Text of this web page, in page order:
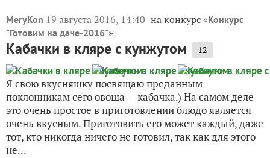
MeryKon 19 августа 2016, 14:40 на конкурс «Конкурс
"Готовим на даче-2016"»
Кабачки в кляре с кунжутом 12
Я свою вкусняшку посвящаю преданным
поклонникам сего овоща — кабачка.) На самом деле
это очень простое в приготовлении блюдо является
очень вкусным. Приготовить его может каждый, даже
тот, кто никогда ничего не готовил, так как для этого
не...